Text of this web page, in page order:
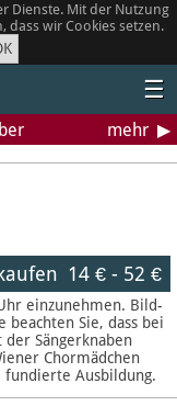
Dienste. Mit der Nutzung
dass wir Cookies setzen.
☰
mehr
14 €- 52 €
einzunehmen. Bild-
beachten Sie, dass bei
Sängerknaben
Chormädchen
Ausbildung.